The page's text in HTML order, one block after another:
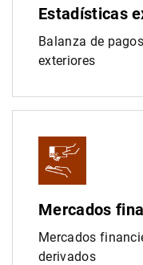
Estadísticas
Balanza de
exteriores
Mercados
Mercados
derivados